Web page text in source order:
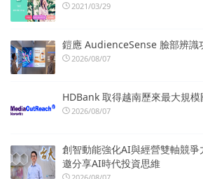
2021/03/29
鎧應 AudienceSense 臉部辨識
2026/08/07
HDBank 取得越南歷來最大規
2026/08/07
創智動能強化AI與經營雙軸競
邀分享AI時代投資思維